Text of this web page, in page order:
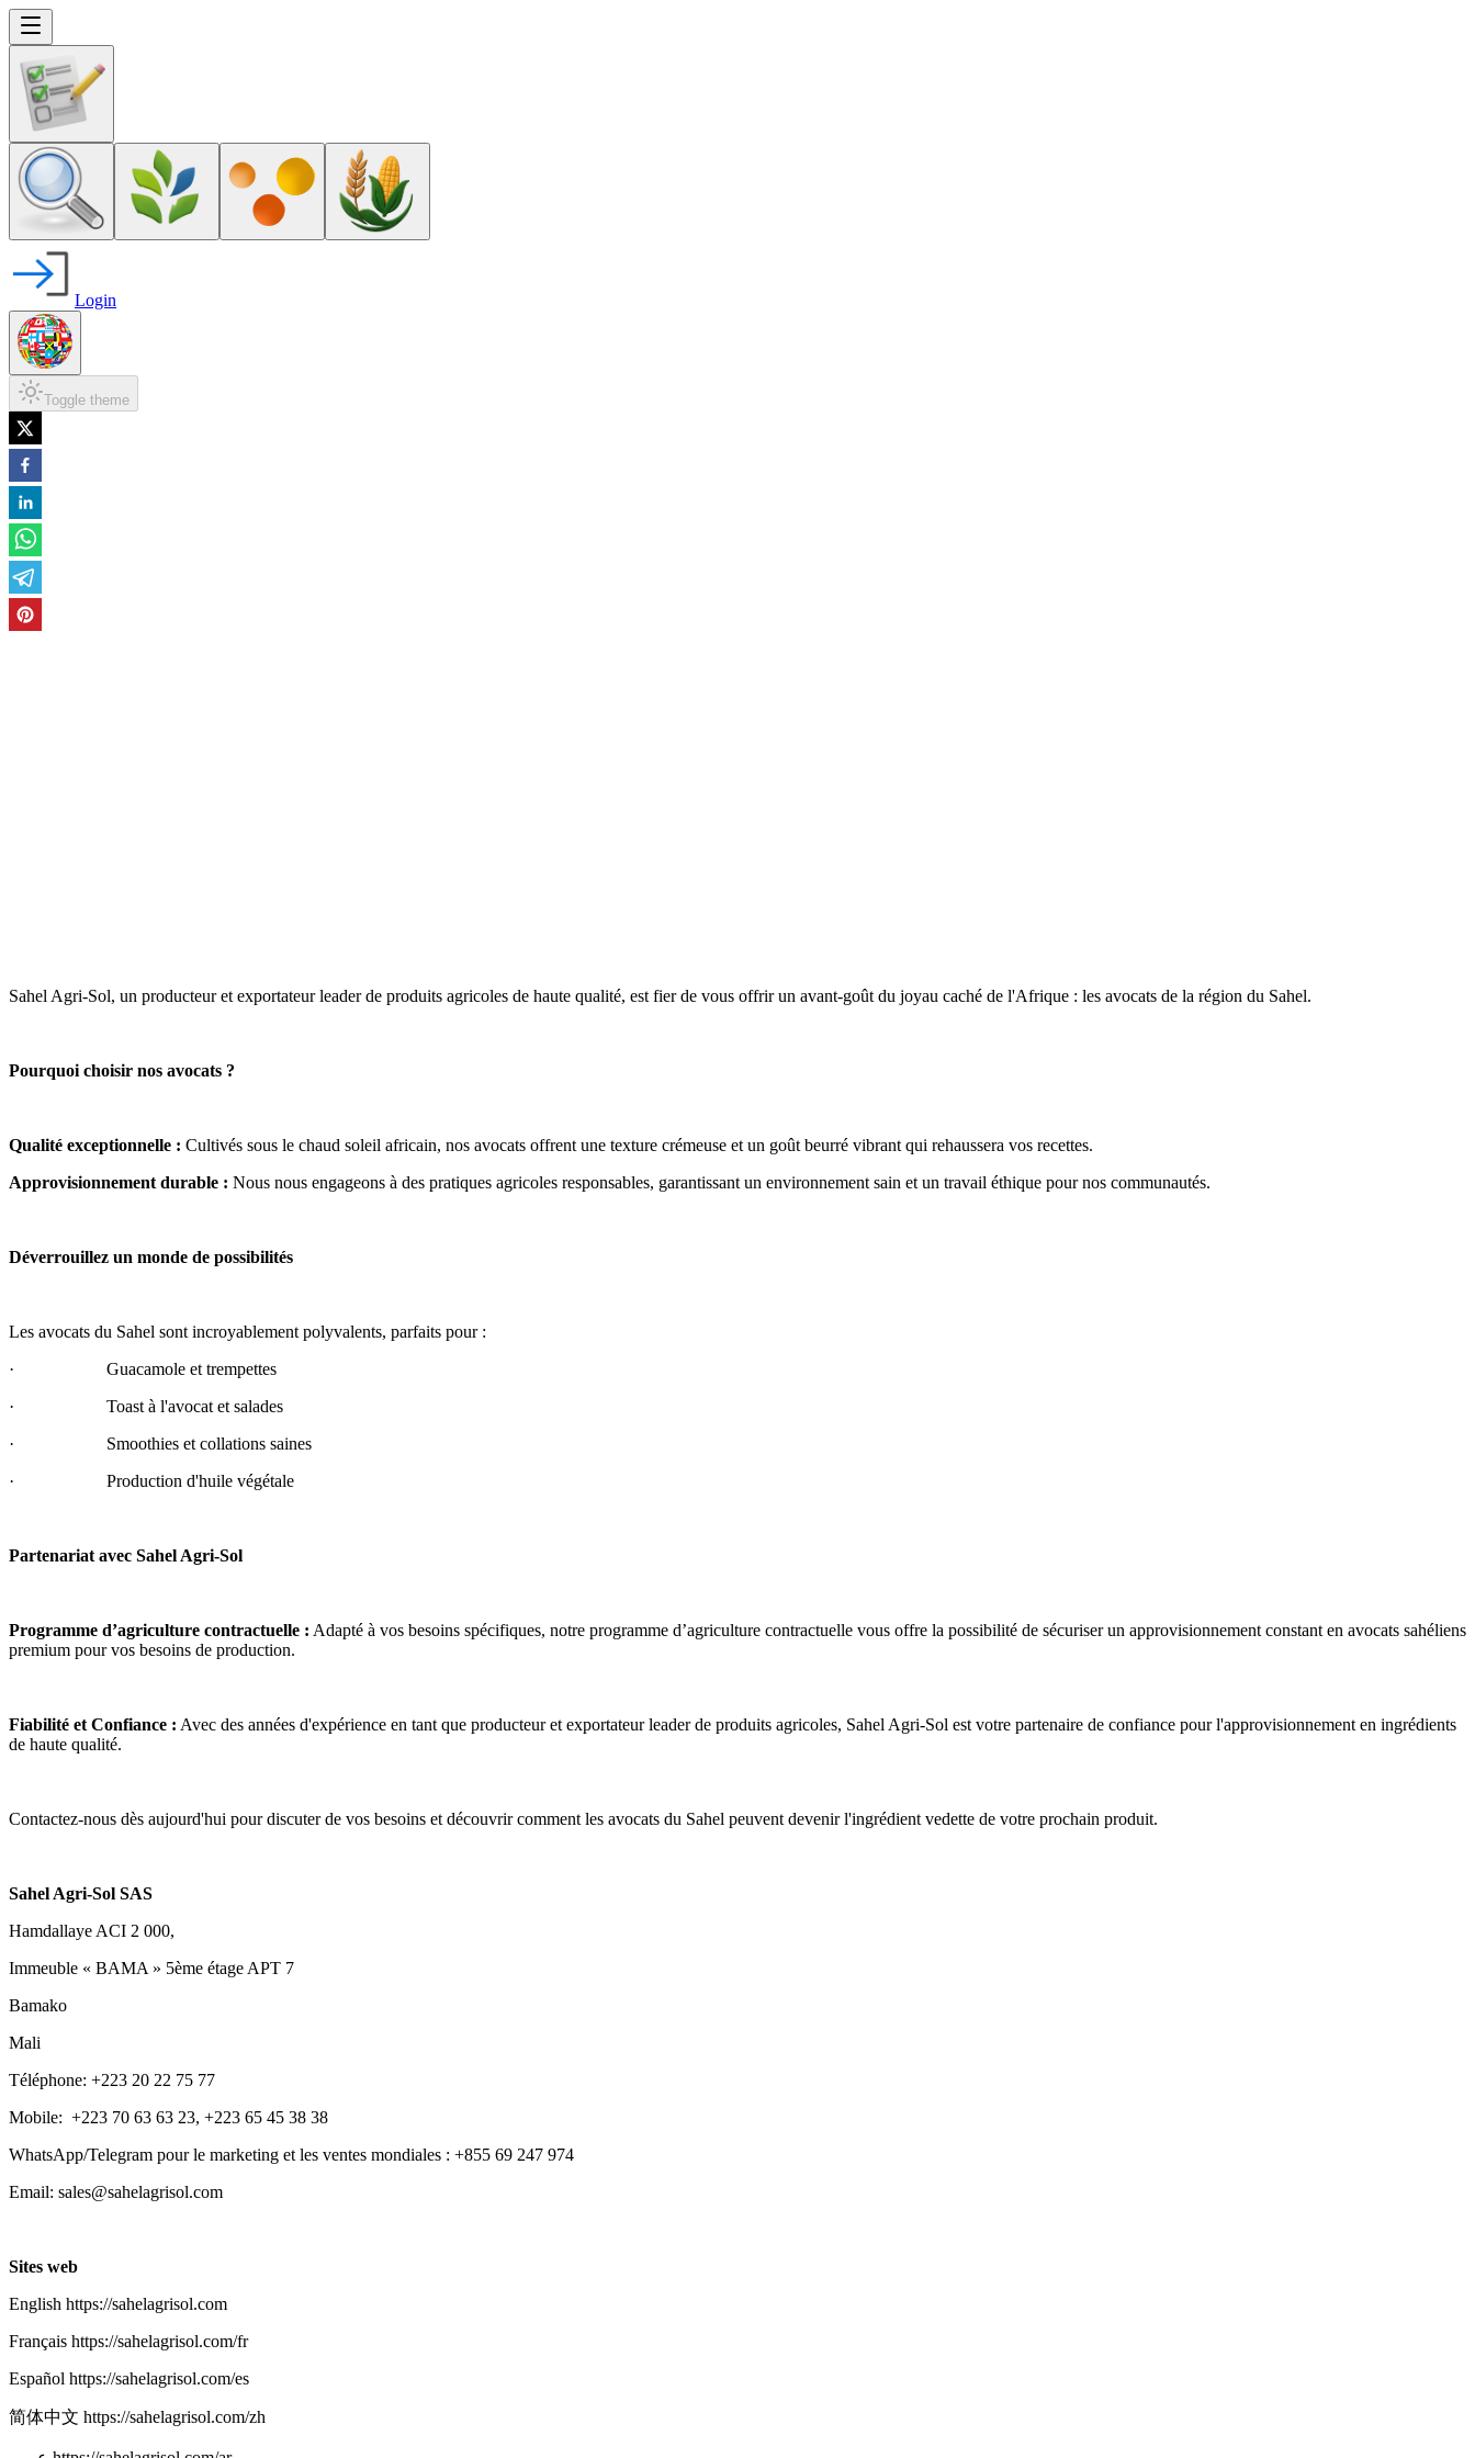
Login
Toggle theme
Sahel Agri-Sol, un producteur et exportateur leader de produits agricoles de haute qualité, est fier de vous offrir un avant-goût du joyau caché de l'Afrique : les avocats de la région du Sahel.
Pourquoi choisir nos avocats ?
Qualité exceptionnelle : Cultivés sous le chaud soleil africain, nos avocats offrent une texture crémeuse et un goût beurré vibrant qui rehaussera vos recettes.
Approvisionnement durable : Nous nous engageons à des pratiques agricoles responsables, garantissant un environnement sain et un travail éthique pour nos communautés.
Déverrouillez un monde de possibilités
Les avocats du Sahel sont incroyablement polyvalents, parfaits pour :
·                     Guacamole et trempettes
·                     Toast à l'avocat et salades
·                     Smoothies et collations saines
·                     Production d'huile végétale
Partenariat avec Sahel Agri-Sol
Programme d’agriculture contractuelle : Adapté à vos besoins spécifiques, notre programme d’agriculture contractuelle vous offre la possibilité de sécuriser un approvisionnement constant en avocats sahéliens
premium pour vos besoins de production.
Fiabilité et Confiance : Avec des années d'expérience en tant que producteur et exportateur leader de produits agricoles, Sahel Agri-Sol est votre partenaire de confiance pour l'approvisionnement en ingrédients
de haute qualité.
Contactez-nous dès aujourd'hui pour discuter de vos besoins et découvrir comment les avocats du Sahel peuvent devenir l'ingrédient vedette de votre prochain produit.
Sahel Agri-Sol SAS
Hamdallaye ACI 2 000,
Immeuble « BAMA » 5ème étage APT 7
Bamako
Mali
Téléphone: +223 20 22 75 77
Mobile:  +223 70 63 63 23, +223 65 45 38 38
WhatsApp/Telegram pour le marketing et les ventes mondiales : +855 69 247 974
Email: sales@sahelagrisol.com
Sites web
English https://sahelagrisol.com
Français https://sahelagrisol.com/fr
Español https://sahelagrisol.com/es
简体中文 https://sahelagrisol.com/zh